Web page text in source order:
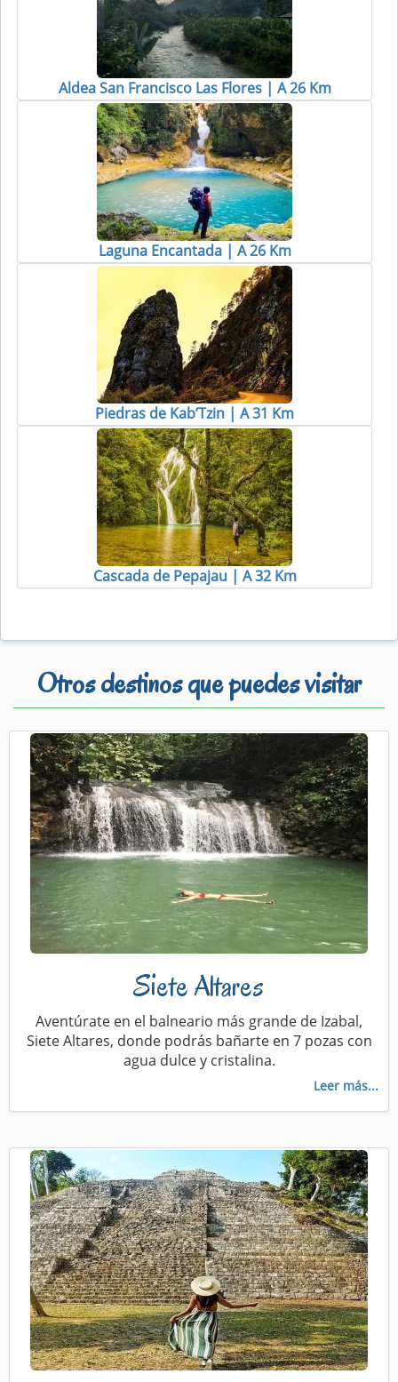
Aldea San Francisco Las Flores | A 26 Km
Laguna Encantada | A 26 Km
Piedras de Kab’Tzin | A 31 Km
Cascada de Pepajau | A 32 Km
Otros destinos que puedes visitar
Siete Altares
Aventúrate en el balneario más grande de Izabal,
Siete Altares, donde podrás bañarte en 7 pozas con
agua dulce y cristalina.
Leer más...